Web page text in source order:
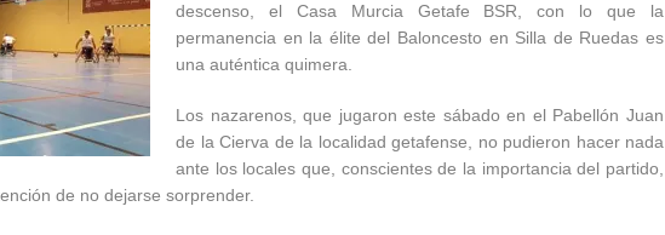
descenso, el Casa Murcia Getafe BSR, con lo que la
permanencia en la élite del Baloncesto en Silla de Ruedas es
una auténtica quimera.
Los nazarenos, que jugaron este sábado en el Pabellón Juan
de la Cierva de la localidad getafense, no pudieron hacer nada
ante los locales que, conscientes de la importancia del partido,
de no dejarse sorprender.